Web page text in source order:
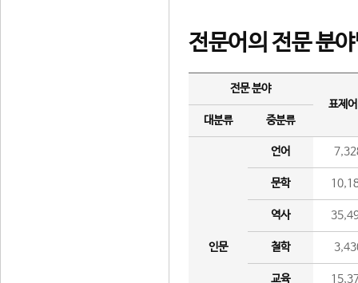
전문어의 전문 분
전문 분야
표제
대분류
중분류
인문
언어
문학
역사
철학
교육